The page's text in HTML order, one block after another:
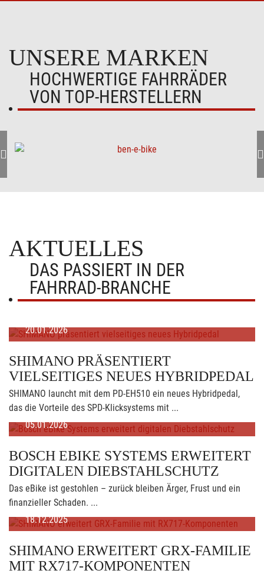
UNSERE MARKEN
HOCHWERTIGE FAHRRÄDER
VON TOP-HERSTELLERN
AKTUELLES
DAS PASSIERT IN DER
FAHRRAD-BRANCHE
20.01.2026
SHIMANO PRÄSENTIERT
VIELSEITIGES NEUES HYBRIDPEDAL
SHIMANO launcht mit dem PD-EH510 ein neues Hybridpedal,
das die Vorteile des SPD-Klicksystems mit ...
05.01.2026
BOSCH EBIKE SYSTEMS ERWEITERT
DIGITALEN DIEBSTAHLSCHUTZ
Das eBike ist gestohlen – zurück bleiben Ärger, Frust und ein
finanzieller Schaden. ...
18.12.2025
SHIMANO ERWEITERT GRX-FAMILIE
MIT RX717-KOMPONENTEN